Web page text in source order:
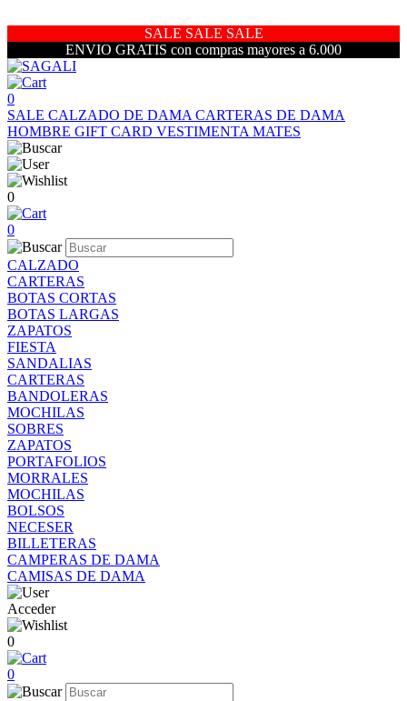
SALE SALE SALE
ENVIO GRATIS con compras mayores a 6.000
0
SALE CALZADO DE DAMA CARTERAS DE DAMA
HOMBRE GIFT CARD VESTIMENTA MATES
0
0
CALZADO
CARTERAS
BOTAS CORTAS
BOTAS LARGAS
ZAPATOS
FIESTA
SANDALIAS
CARTERAS
BANDOLERAS
MOCHILAS
SOBRES
ZAPATOS
PORTAFOLIOS
MORRALES
MOCHILAS
BOLSOS
NECESER
BILLETERAS
CAMPERAS DE DAMA
CAMISAS DE DAMA
Acceder
0
0